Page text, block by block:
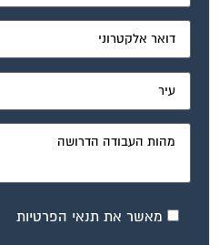
מאשר את תנאי הפרטיות